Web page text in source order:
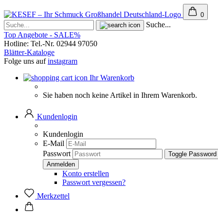
0
Suche...
Top Angebote - SALE%
Hotline: Tel.-Nr. 02944 97050
Blätter-Kataloge
Folge uns aufinstagram
Ihr Warenkorb
Sie haben noch keine Artikel in Ihrem Warenkorb.
Kundenlogin
Kundenlogin
E-Mail
Passwort
Toggle
Konto erstellen
Passwort vergessen?
Merkzettel